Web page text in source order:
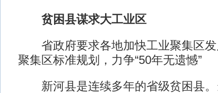
贫困县谋求大工业区
省政府要求各地加快工业聚集区发
聚集区标准规划，力争“50年无遗憾”
新河县是连续多年的省级贫困县。